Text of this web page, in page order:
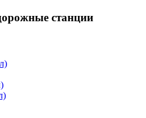
станции